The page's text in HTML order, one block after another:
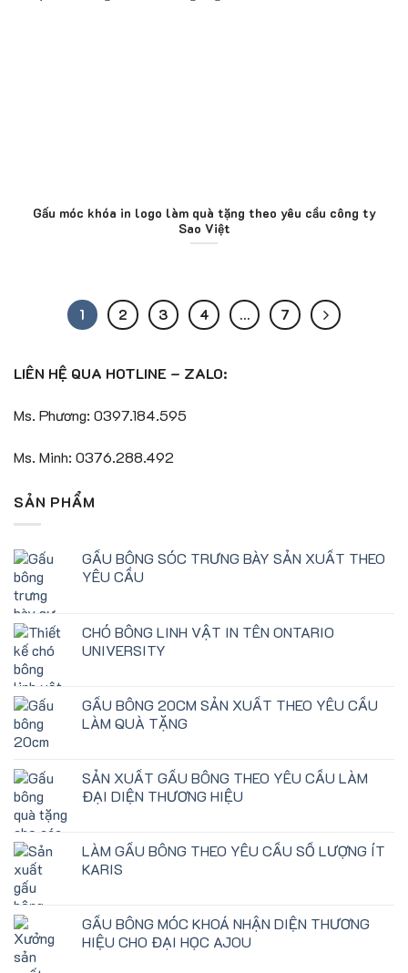
Gấu móc khóa in logo làm quà tặng theo yêu cầu công ty
Sao Việt
1 2 3 4 … 7
LIÊN HỆ QUA HOTLINE – ZALO:
Ms. Phương: 0397.184.595
Ms. Minh: 0376.288.492
SẢN PHẨM
GẤU BÔNG SÓC TRƯNG BÀY SẢN XUẤT THEO
YÊU CẦU
CHÓ BÔNG LINH VẬT IN TÊN ONTARIO
UNIVERSITY
GẤU BÔNG 20CM SẢN XUẤT THEO YÊU CẦU
LÀM QUÀ TẶNG
SẢN XUẤT GẤU BÔNG THEO YÊU CẦU LÀM
ĐẠI DIỆN THƯƠNG HIỆU
LÀM GẤU BÔNG THEO YÊU CẦU SỐ LƯỢNG ÍT
KARIS
GẤU BÔNG MÓC KHOÁ NHẬN DIỆN THƯƠNG
HIỆU CHO ĐẠI HỌC AJOU